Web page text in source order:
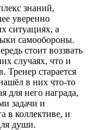
знаний,
уверенно
ситуациях, а
самообороны.
стоит воззвать
случаях, что и
Тренер старается
в них что-то
для него награда,
задачи и
в коллективе, и
души.